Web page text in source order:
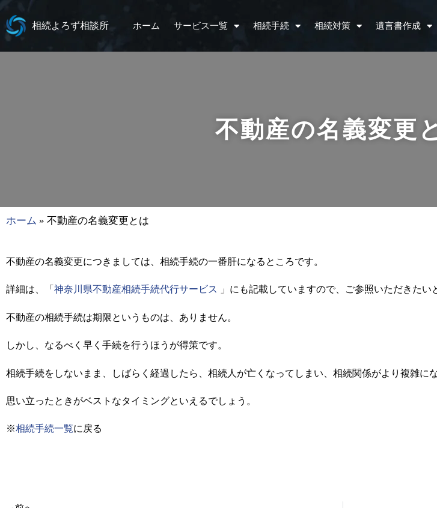
相続よろず相談所 ホーム サービス一覧 相続手続 相続対策 遺言書作成
不動産の名義変更
ホーム » 不動産の名義変更とは
不動産の名義変更につきましては、相続手続の一番肝になるところです。
詳細は、「 神奈川県不動産相続手続代行サービス 」 にも記載していますので、ご参照いただきたい
不動産の相続手続は期限というものは、ありません。
しかし、なるべく早く手続を行うほうが得策です。
相続手続をしないまま、しばらく経過したら、相続人が亡くなってしまい、相続関係がより複雑に
思い立ったときがベストなタイミングといえるでしょう。
※相続手続一覧に戻る